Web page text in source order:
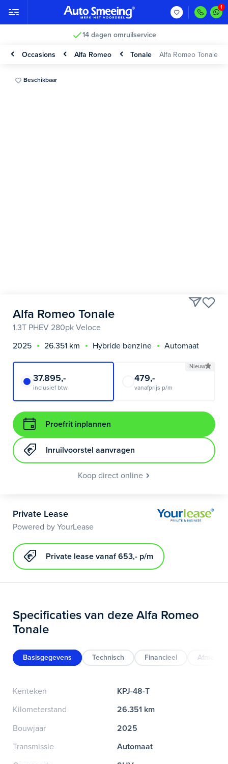
14 dagen omruilservice
Occasions Alfa Romeo Tonale Alfa Romeo Tonale
Beschikbaar
Alfa Romeo Tonale
1.3T PHEV 280pk Veloce
2025
26.351 km Hybride benzine Automaat
37.895,-
inclusief btw
Nieuw
479,-
vanafprijs p/m
Proefrit inplannen
Inruilvoorstel aanvragen
Koop direct online
Private Lease
Powered by YourLease
Private lease vanaf 653,- p/m
Specificaties van deze Alfa Romeo
Tonale
Basisgegevens Technisch Financieel
Kenteken
KPJ-48-T
Kilometerstand
26.351 km
Bouwjaar
2025
Transmissie
Automaat